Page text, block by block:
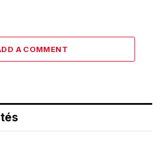
A COMMENT